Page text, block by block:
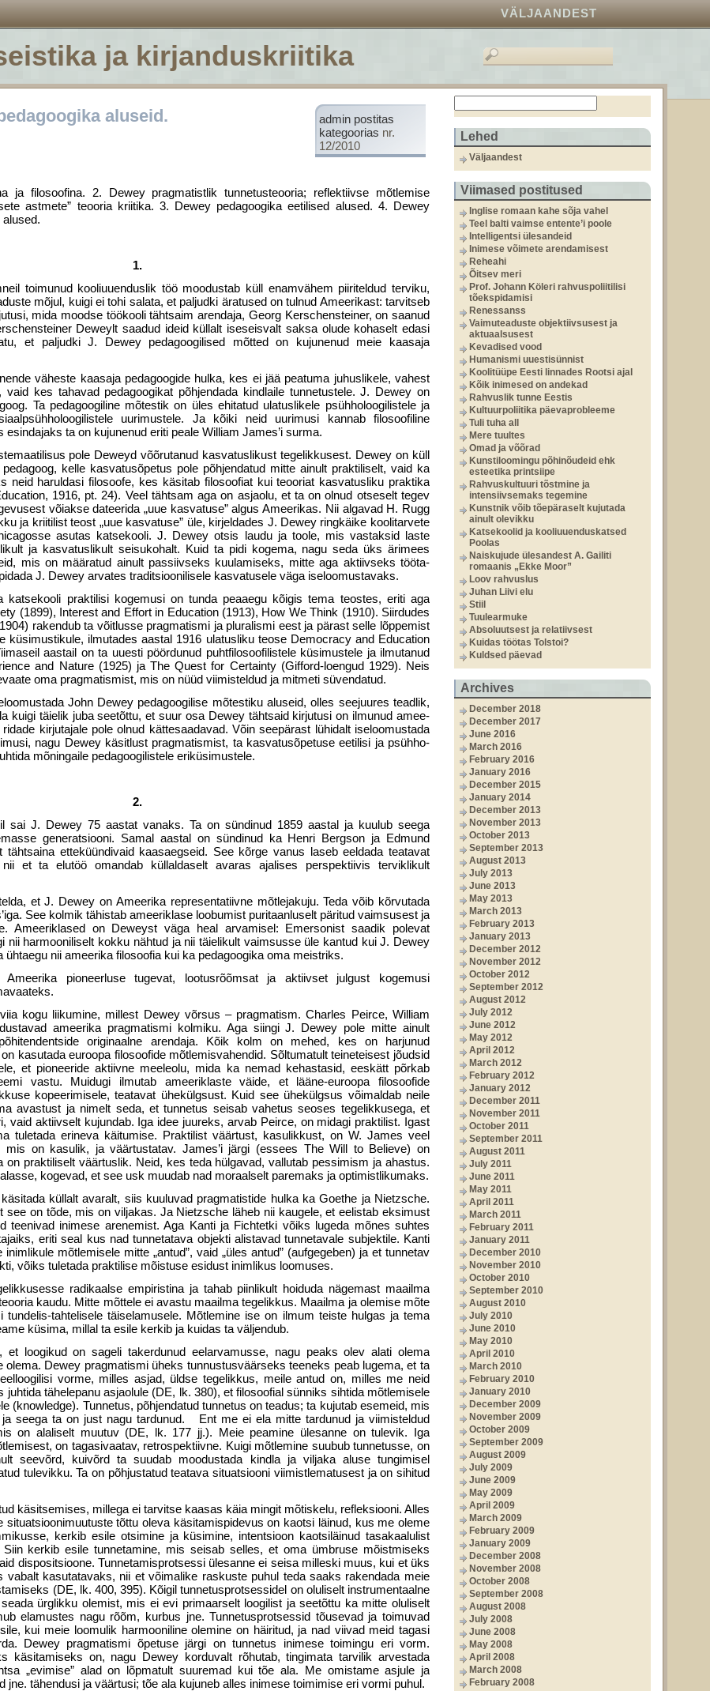
VÄLJAANDEST
ja kirjanduskriitika
Lehed
Väljaandest
Viimased postitused
Inglise romaan kahe sõja vahel
Teel balti vaimse entente’i poole
Intelligentsi ülesandeid
Inimese võimete arendamisest
Reheahi
Õitsev meri
Prof. Johann Köleri rahvuspoliitilisi
tõekspidamisi
Renessanss
Vaimuteaduste objektiivsusest ja
aktuaalsusest
Kevadised vood
Humanismi uuestisünnist
Koolitüüpe Eesti linnades Rootsi ajal
Kõik inimesed on andekad
Rahvuslik tunne Eestis
Kultuurpoliitika päevaprobleeme
Tuli tuha all
Mere tuultes
Omad ja võõrad
Kunstiloomingu põhinõudeid ehk
esteetika printsiipe
Rahvuskultuuri tõstmine ja
intensiivsemaks tegemine
Kunstnik võib tõepäraselt kujutada
ainult olevikku
Katsekoolid ja kooliuuenduskatsed
Poolas
Naiskujude ülesandest A. Gailiti
romaanis „Ekke Moor”
Loov rahvuslus
Juhan Liivi elu
Stiil
Tuulearmuke
Absoluutsest ja relatiivsest
Kuidas töötas Tolstoi?
Kuldsed päevad
Archives
December 2018
December 2017
June 2016
March 2016
February 2016
January 2016
December 2015
January 2014
December 2013
November 2013
October 2013
September 2013
August 2013
July 2013
June 2013
May 2013
March 2013
February 2013
January 2013
December 2012
November 2012
October 2012
September 2012
August 2012
July 2012
June 2012
May 2012
April 2012
March 2012
February 2012
January 2012
December 2011
November 2011
October 2011
September 2011
August 2011
July 2011
June 2011
May 2011
April 2011
March 2011
February 2011
January 2011
December 2010
November 2010
October 2010
September 2010
August 2010
July 2010
June 2010
May 2010
April 2010
March 2010
February 2010
January 2010
December 2009
November 2009
October 2009
September 2009
August 2009
July 2009
June 2009
May 2009
April 2009
March 2009
February 2009
January 2009
December 2008
November 2008
October 2008
September 2008
August 2008
July 2008
June 2008
May 2008
April 2008
March 2008
February 2008
admin postitas
kategoorias nr.
12/2010
aluseid.
ja filosoofina. 2. Dewey pragmatistlik tunnetusteooria; reflektiivse mõtlemise
astmete” teooria kriitika. 3. Dewey pedagoogika eetilised alused. 4. Dewey
alused.
1.
toimunud kooliuuenduslik töö moo­dustab küll enamvähem piiriteldud terviku,
mõjul, kuigi ei tohi salata, et paljudki äratused on tulnud Ameerikast: tarvitseb
mida moodse töökooli täht­saim arendaja, Georg Kerschensteiner, on saanud
Deweylt saadud ideid küllalt iseseisvalt saksa olude koha­selt edasi
et paljudki J. Dewey pedagoogili­sed mõtted on kujunenud meie kaasaja
väheste kaasaja pedagoogide hulka, kes ei jää peatuma juhuslikele, vahest
vaid kes tahavad pedagoogikat põhjendada kindlaile tunnetustele. J. Dewey on
Ta pedagoogiline mõtestik on üles ehitatud ulatuslikele psühholoogilistele ja
uurimustele. Ja kõiki neid uurimusi kannab filosoofiline
ta on kujunenud eriti peale William James’i surma.
pole Deweyd võõrutanud kasvatuslikust tegelikkusest. Dewey on küll
kelle kasvatusõpetus pole põhjendatud mitte ainult praktiliselt, vaid ka
neid haruldasi filosoofe, kes käsi­tab filosoofiat kui teooriat kasvatusliku praktika
1916, pt. 24). Veel tähtsam aga on asjaolu, et ta on olnud otse­selt tegev
võiakse dateerida „uue kasvatuse” algus Ameerikas. Nii algavad H. Rugg
ja kriitilist teost „uue kasvatuse” üle, kirjeldades J. Dewey ringkäike koolitarvete
asutas katsekooli. J. Dewey otsis laudu ja toole, mis vastaksid laste
ja kasvatuslikult seisukohalt. Kuid ta pidi kogema, nagu seda üks ärimees
mis on määratud ainult passiivseks kuulamiseks, mitte aga aktiivseks tööta­
J. Dewey arvates traditsioonilisele kasvatusele väga iseloomustavaks.
katsekooli praktilisi kogemusi on tunda peaaegu kõigis tema teostes, eriti aga
(1899), Interest and Effort in Education (1913), How We Think (1910). Siirdudes
rakendub ta võitlusse pragmatismi ja pluralismi eest ja pärast selle lõppemist
küsi­mustikule, ilmutades aastal 1916 ulatusliku teose Democracy and Education
aastail on ta uuesti pöördunud puhtfilosoofilistele küsimustele ja ilmutanud
and Nature (1925) ja The Quest for Certainty (Gifford-loengud 1929). Neis
oma pragmatismist, mis on nüüd viimisteldud ja mitmeti süvendatud.
John Dewey pedagoogilise mõtestiku aluseid, olles seejuures teadlik,
kuigi täielik juba seetõttu, et suur osa Dewey tähtsaid kirjutusi on ilmunud amee­
kirjutajale pole olnud kättesaadavad. Võin seepärast lühidalt iseloomustada
nagu Dewey käsitlust pragmatismist, ta kasvatusõpetuse eetilisi ja psühho­
mõningaile pedagoogilistele eriküsi­mustele.
2.
sai J. Dewey 75 aastat vanaks. Ta on sündinud 1859 aastal ja kuulub seega
generatsiooni. Samal aastal on sündinud ka Henri Bergson ja Edmund
etteküündivaid kaasaegseid. See kõrge vanus laseb eeldada teatavat
nii et ta elutöö omandab küllaldaselt avaras ajalises perspektiivis terviklikult
et J. Dewey on Ameerika represen­tatiivne mõtlejakuju. Teda võib kõrvutada
See kolmik tähistab ameeriklase loobumist puritaanluselt päri­tud vaimsusest ja
Ameeriklased on Deweyst väga heal arvamisel: Emersonist saadik polevat
nii harmooniliselt kokku nähtud ja nii täielikult vaimsusse üle kantud kui J. Dewey
ühtaegu nii ameerika filosoofia kui ka pedagoogika oma meistriks.
pioneerluse tugevat, lootus­rõõmsat ja aktiivset julgust kogemusi
kogu liikumine, millest Dewey võrsus – pragmatism. Charles Peirce, William
ameerika pragmatismi kolmiku. Aga siingi J. Dewey pole mitte ainult
originaalne arendaja. Kõik kolm on mehed, kes on harjunud
kasu­tada euroopa filosoofide mõtlemisvahendid. Sõltumatult teineteisest jõudsid
et pioneeride aktiivne meeleolu, mida ka nemad kehastasid, eeskätt põrkab
vastu. Muidugi ilmutab ameeriklaste väide, et lääne-euroopa filo­soofide
kopeerimisele, teatavat ühe­külgsust. Kuid see ühekülgsus võimaldab neile
avastust ja nimelt seda, et tunnetus seisab vahetus seoses tegelikkusega, et
vaid aktiivselt kujundab. Iga idee juureks, arvab Peirce, on midagi praktilist. Igast
tuletada erineva käitumise. Praktilist väärtust, kasulikkust, on W. James veel
mis on kasulik, ja väärtustatav. James’i järgi (essees The Will to Believe) on
on praktiliselt väärtuslik. Neid, kes teda hülgavad, vallutab pessimism ja ahastus.
kogevad, et see usk muudab nad moraalselt paremaks ja optimistlikumaks.
küllalt avaralt, siis kuuluvad pragmatistide hulka ka Goethe ja Nietzsche.
see on tõde, mis on viljakas. Ja Nietzsche läheb nii kaugele, et eelistab eksimust
teenivad inimese arenemist. Aga Kanti ja Fichtetki võiks lugeda mõnes suhtes
eriti seal kus nad tunnetatava objekti alistavad tunne­tavale subjektile. Kanti
mõt­lemisele mitte „antud”, vaid „üles antud” (aufgegeben) ja et tunnetav
võiks tuletada praktilise mõistuse esidust inimlikus loomuses.
radikaalse empiristina ja tahab piinlikult hoiduda nägemast maailma
kaudu. Mitte mõttele ei avastu maailma tegelikkus. Maailma ja olemise mõte
tundelis-tahtelisele täiselamusele. Mõtlemine ise on ilmum teiste hulgas ja tema
küsima, millal ta esile kerkib ja kuidas ta väljendub.
et loogikud on sageli takerdunud eelarva­musse, nagu peaks olev alati olema
olema. Dewey pragmatismi üheks tunnustusväärseks teeneks peab lugema, et ta
vorme, milles asjad, üldse tege­likkus, meile antud on, milles me neid
tähelepanu asjaolule (DE, lk. 380), et filosoofial sünniks sihtida mõtlemisele
(knowledge). Tunnetus, põh­jendatud tunnetus on teadus; ta kujutab esemeid, mis
ja seega ta on just nagu tardunud. Ent me ei ela mitte tardunud ja viimisteldud
on alaliselt muutuv (DE, lk. 177 jj.). Meie peamine ülesanne on tulevik. Iga
on tagasivaatav, retrospektiivne. Kuigi mõtlemine suubub tunnetusse, on
seevõrd, kuivõrd ta suudab moodustada kindla ja viljaka aluse tungimisel
tulevikku. Ta on põhjustatud teatava situatsiooni vii­mistlematusest ja on sihitud
käsitsemises, millega ei tarvitse kaasas käia mingit mõtiskelu, refleksiooni. Alles
situatsioonimuutuste tõttu oleva käsitamispidevus on kaotsi läinud, kus me oleme
kerkib esile otsimine ja küsi­mine, intentsioon kaotsiläinud tasakaalulist
kerkib esile tunnetamine, mis seisab selles, et oma ümbruse mõistmiseks
dispositsioone. Tunnetamis­protsessi ülesanne ei seisa milleski muus, kui et üks
vabalt kasutatavaks, nii et võimalike raskuste puhul teda saaks raken­dada meie
(DE, lk. 400, 395). Kõigil tunnetusprotsessidel on oluliselt instrumentaalne
ürglikku olemist, mis ei evi primaarselt loogilist ja seetõttu ka mitte oluliselt
elamustes nagu rõõm, kur­bus jne. Tunnetusprotsessid tõusevad ja toimuvad
kui meie loomulik harmooniline olemine on häiritud, ja nad viivad meid tagasi
Dewey pragmatismi õpetuse järgi on tunnetus inimese toimingu eri vorm.
käsitamiseks on, nagu Dewey korduvalt rõhutab, tingimata tarvilik arvestada
„evimise” alad on lõpmatult suuremad kui tõe ala. Me omistame asjule ja
jne. tähendusi ja väärtusi; tõe ala kujuneb alles inimese toimimise eri vormi puhul.